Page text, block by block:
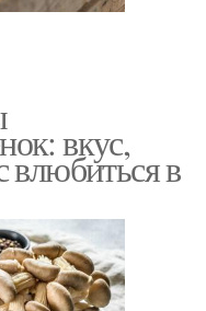
вкус,
влюбиться в